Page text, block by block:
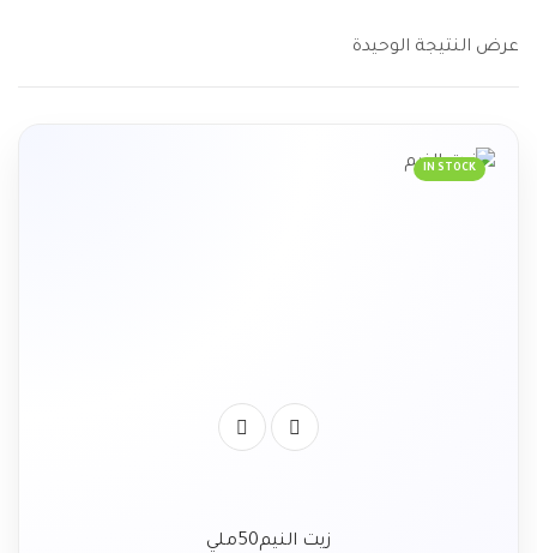
عرض النتيجة الوحيدة
IN STOCK
زيت النيم50ملي